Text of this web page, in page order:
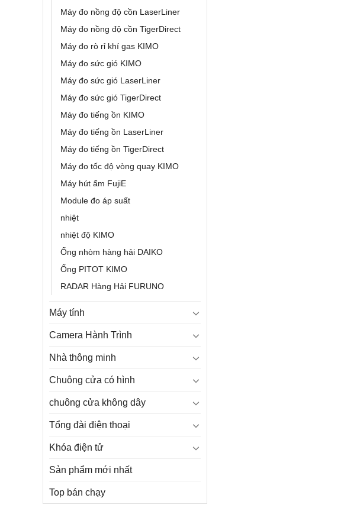
Máy đo nồng độ cồn LaserLiner
Máy đo nồng độ cồn TigerDirect
Máy đo rò rỉ khí gas KIMO
Máy đo sức gió KIMO
Máy đo sức gió LaserLiner
Máy đo sức gió TigerDirect
Máy đo tiếng ồn KIMO
Máy đo tiếng ồn LaserLiner
Máy đo tiếng ồn TigerDirect
Máy đo tốc độ vòng quay KIMO
Máy hút ẩm FujiE
Module đo áp suất
nhiệt
nhiệt độ KIMO
Ống nhòm hàng hải DAIKO
Ống PITOT KIMO
RADAR Hàng Hải FURUNO
Máy tính
Camera Hành Trình
Nhà thông minh
Chuông cửa có hình
chuông cửa không dây
Tổng đài điện thoại
Khóa điện tử
Sản phẩm mới nhất
Top bán chạy